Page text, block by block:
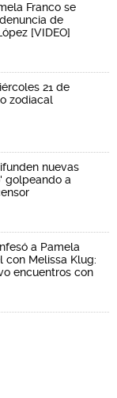
Franco se
de
[VIDEO]
21 de
zodiacal
nuevas
golpeando a
a Pamela
con Melissa Klug:
encuentros con